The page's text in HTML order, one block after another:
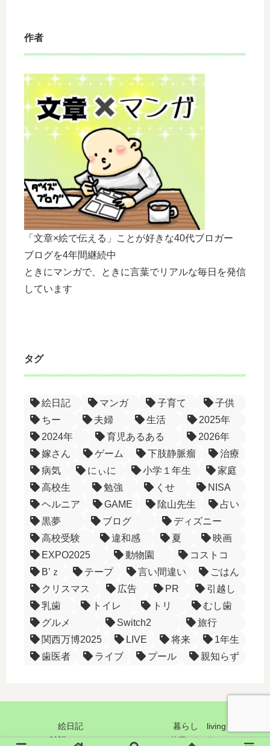
作者
「文章×絵で伝える」ことが好きな40代ブロガー
ブログを4年間継続中
ときにマンガで、ときに言葉でリアルな毎日を発信
しています
タグ
絵日記 マンガ 子育て
子供
ちー
夫婦 生活
2025年
2024年
育児あるある
2026年
嫁さん
ゲーム 下肢静脈瘤
治療
病気
にぃに 小学１年生
家庭
高校生
勉強 くせ
NISA
ヘルニア
GAME 隂山先生
占い
黒夢
ブログ
ディズニー
高校受験
違和感 夏
映画
EXPO2025
動物園
コストコ
B’ｚ
テープ 言い間違い
ごはん
クリスマス
広告 PR
引越し
乳歯
トイレ トリ
むし歯
グルメ
Switch2
旅行
関西万博2025
LIVE 将来
1年生
歯医者
ライブ プール 親知らず
絵日記
暮らし living
雑記 note
仕事 business